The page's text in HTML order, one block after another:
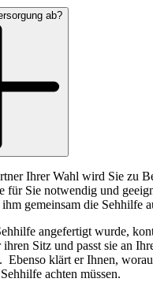
ab?
Ihrer Wahl wird Sie zu
für Sie notwendig und
gemeinsam die Sehhilfe
angefertigt wurde,
ihren Sitz und passt sie an
Ebenso klärt er Ihnen,
achten müssen.